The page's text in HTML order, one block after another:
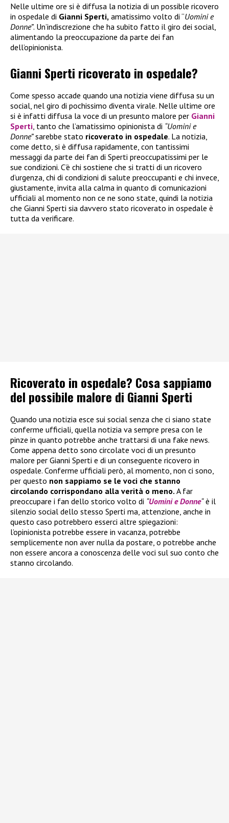
Nelle ultime ore si è diffusa la notizia di un possible ricovero
in ospedale di Gianni Sperti, amatissimo volto di “Uomini e
Donne”. Un’indiscrezione che ha subito fatto il giro dei social,
alimentando la preoccupazione da parte dei fan
dell’opinionista.
Gianni Sperti ricoverato in ospedale?
Come spesso accade quando una notizia viene diffusa su un
social, nel giro di pochissimo diventa virale. Nelle ultime ore
si è infatti diffusa la voce di un presunto malore per Gianni
Sperti , tanto che l’amatissimo opinionista di “Uomini e
Donne”sarebbe stato ricoverato in ospedale. La notizia,
come detto, si è diffusa rapidamente, con tantissimi
messaggi da parte dei fan di Sperti preoccupatissimi per le
sue condizioni. C’è chi sostiene che si tratti di un ricovero
d’urgenza, chi di condizioni di salute preoccupanti e chi invece,
giustamente, invita alla calma in quanto di comunicazioni
ufficiali al momento non ce ne sono state, quindi la notizia
che Gianni Sperti sia davvero stato ricoverato in ospedale è
tutta da verificare.
Ricoverato in ospedale? Cosa sappiamo
del possibile malore di Gianni Sperti
Quando una notizia esce sui social senza che ci siano state
conferme ufficiali, quella notizia va sempre presa con le
pinze in quanto potrebbe anche trattarsi di una fake news.
Come appena detto sono circolate voci di un presunto
malore per Gianni Sperti e di un conseguente ricovero in
ospedale. Conferme ufficiali però, al momento, non ci sono,
per questo non sappiamo se le voci che stanno
circolando corrispondano alla verità o meno. A far
preoccupare i fan dello storico volto di “Uomini e Donne“è il
silenzio social dello stesso Sperti ma, attenzione, anche in
questo caso potrebbero esserci altre spiegazioni:
l’opinionista potrebbe essere in vacanza, potrebbe
semplicemente non aver nulla da postare, o potrebbe anche
non essere ancora a conoscenza delle voci sul suo conto che
stanno circolando.